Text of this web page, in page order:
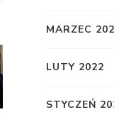
MARZEC
LUTY 2022
STYCZEŃ